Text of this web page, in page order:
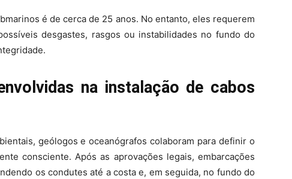
é de cerca de 25 anos. No entanto, eles requerem
desgastes, rasgos ou instabilidades no fundo do
na instalação de cabos
geólogos e oceanógrafos colaboram para definir o
consciente. Após as aprovações legais, embarcações
os condutes até a costa e, em seguida, no fundo do